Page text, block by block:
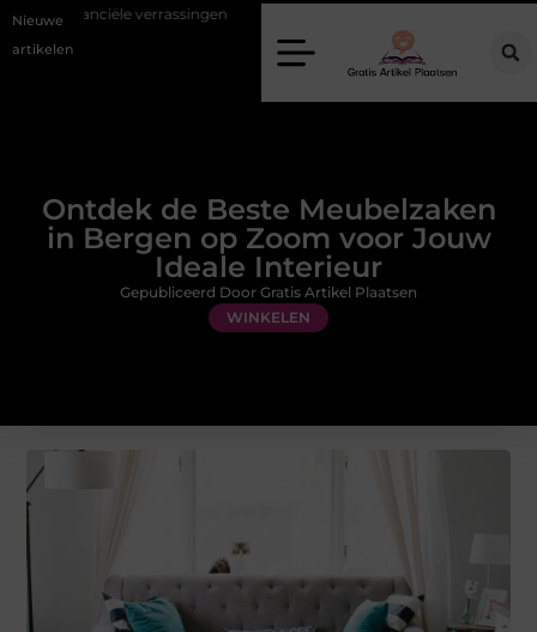
Nieuwe
artikelen
Gemiddelde tarieven van een dierenarts in Arnhem
Ontdek de Beste Meubelzaken
in Bergen op Zoom voor Jouw
Ideale Interieur
WINKELEN
Gepubliceerd Door Gratis Artikel Plaatsen